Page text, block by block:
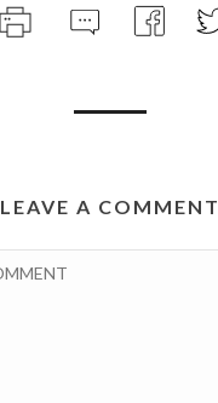
LEAVE A COMMENT